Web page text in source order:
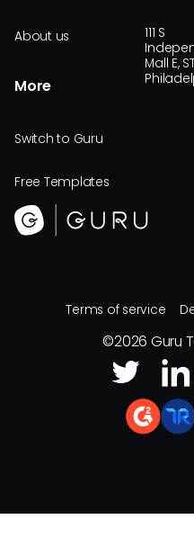
About us
More
Switch to Guru
Free Templates
111 S
Mall E,
Terms of service
©2026 Guru